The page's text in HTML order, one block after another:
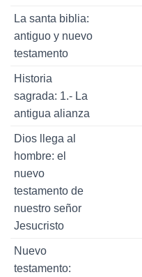
La santa biblia:
antiguo y nuevo
testamento
Historia
sagrada: 1.- La
antigua alianza
Dios llega al
hombre: el
nuevo
testamento de
nuestro señor
Jesucristo
Nuevo
testamento: